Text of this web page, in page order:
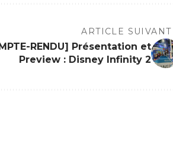
ARTICLE SUIVANT
RENDU] Présentation et
Preview : Disney Infinity 2